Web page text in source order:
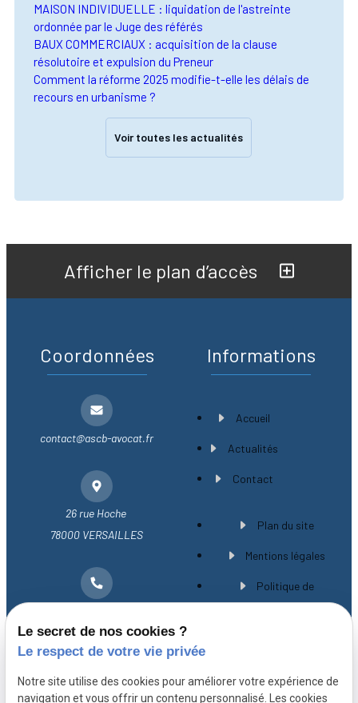
MAISON INDIVIDUELLE : liquidation de l'astreinte
ordonnée par le Juge des référés
BAUX COMMERCIAUX : acquisition de la clause
résolutoire et expulsion du Preneur
Comment la réforme 2025 modifie-t-elle les délais de
recours en urbanisme ?
Voir toutes les actualités
Afficher le plan d’accès
Coordonnées
contact@ascb-avocat.fr
26 rue Hoche
78000 VERSAILLES
Informations
Accueil
Actualités
Contact
Plan du site
Mentions légales
Politique de
A propos
Le secret de nos cookies ?
Le respect de votre vie privée
Notre site utilise des cookies pour améliorer votre expérience de
navigation et vous offrir un contenu personnalisé. Les cookies